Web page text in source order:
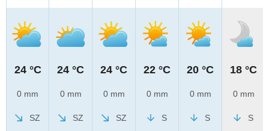
24 °C
0 mm
SZ
24 °C
0 mm
SZ
24 °C
0 mm
SZ
22 °C
0 mm
S
20 °C
0 mm
S
18 °C
0 mm
S